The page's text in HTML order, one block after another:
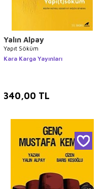
Yalın Alpay
Yapıt Söküm
Kara Karga Yayınları
340,00 TL